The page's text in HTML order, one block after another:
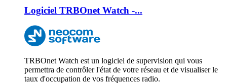
Logiciel TRBOnet Watch -...
TRBOnet Watch est un logiciel de supervision qui vous
permettra de contrôler l'état de votre réseau et de visualiser le
taux d'occupation de vos fréquences radio.